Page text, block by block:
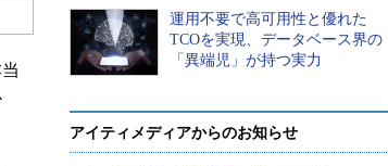
運用不要で高可用性と優れた
TCOを実現、データベース界の
「異端児」が持つ実力
アイティメディアからのお知らせ